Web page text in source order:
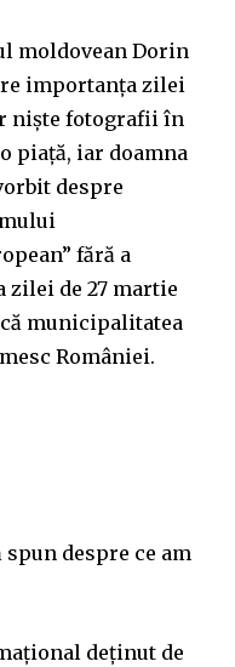
moldovean Dorin
importanța zilei
niște fotografii în
piață, iar doamna
despre
fără a
zilei de 27 martie
municipalitatea
României.
spun despre ce am
deținut de